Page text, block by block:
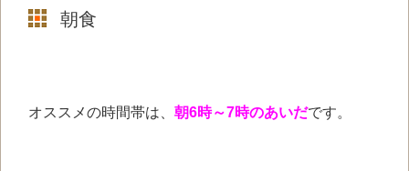
朝食
オススメの時間帯は、 朝6時～7時のあいだです。